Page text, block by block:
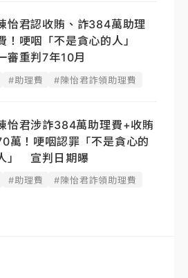
怡君認收賄、詐384萬助理
！哽咽「不是貪心的人」
審重判7年10月
#助理費 #陳怡君詐領助理費
怡君涉詐384萬助理費+收賄
萬！哽咽認罪「不是貪心的
」 宣判日期曝
#助理費 #陳怡君詐領助理費